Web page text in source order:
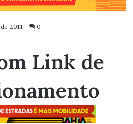
2011 0
Link de